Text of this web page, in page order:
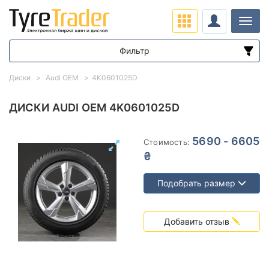
ДИСКИ AUDI OEM 4K0601025D
Стоимость: 5690 - 6605
₴
Подобрать размер
Добавить отзыв
Диски Audi OEM 4K0601025D
Фильтр
Диапазон цен
Вылет (ET)
от